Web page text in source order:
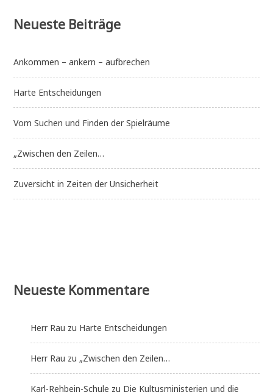
Neueste Beiträge
Ankommen – ankern – aufbrechen
Harte Entscheidungen
Vom Suchen und Finden der Spielräume
„Zwischen den Zeilen…
Zuversicht in Zeiten der Unsicherheit
Neueste Kommentare
Herr Rau zu Harte Entscheidungen
Herr Rau zu „Zwischen den Zeilen…
Karl-Rehbein-Schule zu Die Kultusministerien und die